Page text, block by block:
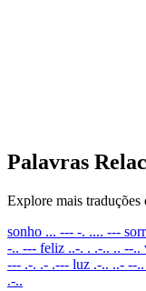
Palavras
Explore mais
sonho ... --- -. .... ---
-.. --- feliz ..-. . .-.. .. --..
--- .-. .- .--- luz .-.. ..- --..
.-..